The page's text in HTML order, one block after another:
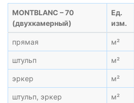
MONTBLANC – 70
(двухкамерный)
Ед.
изм.
прямая м²
штульп м²
эркер м²
штульп, эркер м²